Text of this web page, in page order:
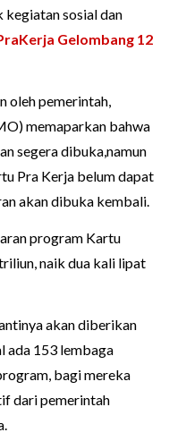
sosial dan
Gelombang 12
oleh pemerintah,
memaparkan bahwa
segera dibuka,namun
Pra Kerja belum dapat
akan dibuka kembali.
program Kartu
naik dua kali lipat
akan diberikan
ada 153 lembaga
bagi mereka
dari pemerintah